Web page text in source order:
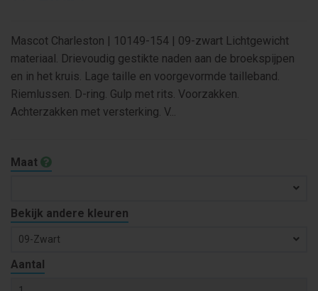
Mascot Charleston | 10149-154 | 09-zwart Lichtgewicht
materiaal. Drievoudig gestikte naden aan de broekspijpen
en in het kruis. Lage taille en voorgevormde tailleband.
Riemlussen. D-ring. Gulp met rits. Voorzakken.
Achterzakken met versterking. V...
Maat
Bekijk andere kleuren
09-Zwart
Aantal